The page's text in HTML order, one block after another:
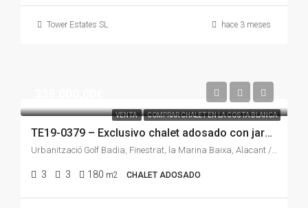
Tower Estates SL hace 3 meses
VENTA COMPRAR CHALET EN LA COSTA BLANCA
TE19-0379 – Exclusivo chalet adosado con jardín privado y piscina en Golf Bahía, Finestrat – luz, confort y vistas privilegiadas en la Costa Blanca
Urbanització Golf Badia, Finestrat, la Marina Baixa, Alacant / Alicante, Comunitat Valenciana, 03509, España
3 3 180 m2 CHALET ADOSADO